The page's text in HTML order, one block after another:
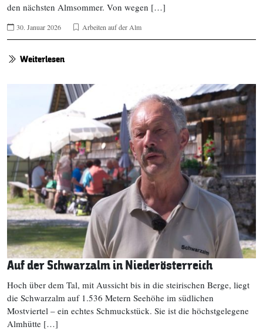
den nächsten Almsommer. Von wegen […]
30. Januar 2026 Arbeiten auf der Alm
Weiterlesen
Auf der Schwarzalm in Niederösterreich
Hoch über dem Tal, mit Aussicht bis in die steirischen Berge, liegt
die Schwarzalm auf 1.536 Metern Seehöhe im südlichen
Mostviertel – ein echtes Schmuckstück. Sie ist die höchstgelegene
Almhütte […]